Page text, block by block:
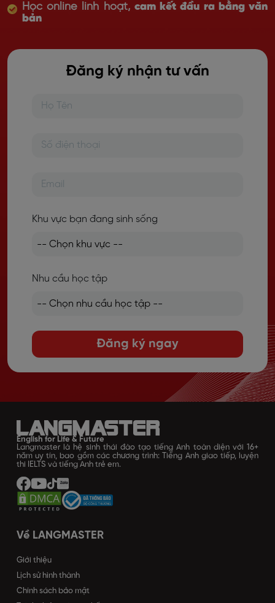
Học online linh hoạt, cam kết đầu ra bằng văn
bản
Đăng ký nhận tư vấn
Khu vực bạn đang sinh sống
Nhu cầu học tập
Đăng ký ngay
English for Life & Future
Langmaster là hệ sinh thái đào tạo tiếng Anh toàn diện với 16+
năm uy tín, bao gồm các chương trình: Tiếng Anh giao tiếp, luyện
thi IELTS và tiếng Anh trẻ em.
Về LANGMASTER
Giới thiệu
Lịch sử hình thành
Chính sách bảo mật